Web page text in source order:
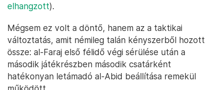
elhangzott).
Mégsem ez volt a döntő, hanem az a taktikai
változtatás, amit némileg talán kényszerből hozott
össze: al-Faraj első félidő végi sérülése után a
második játékrészben második csatárként
hatékonyan letámadó al-Abid beállítása remekül